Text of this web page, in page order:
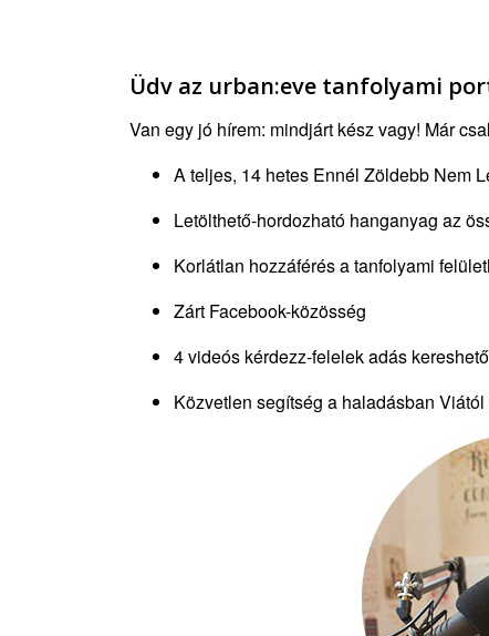
Üdv az urban:eve tanfolyami
Van egy jó hírem: mindjárt kész vagy! Már
A teljes, 14 hetes Ennél Zöldebb Nem
Letölthető-hordozható hanganyag az
Korlátlan hozzáférés a tanfolyami
Zárt Facebook-közösség
4 videós kérdezz-felelek adás
Közvetlen segítség a haladásban